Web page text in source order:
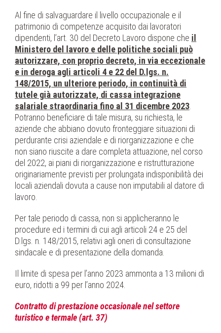
Al fine di salvaguardare il livello occupazionale e il
patrimonio di competenze acquisito dai lavoratori
dipendenti, l’art. 30 del Decreto Lavoro dispone che il
Ministero del lavoro e delle politiche sociali può
autorizzare, con proprio decreto, in via eccezionale
e in deroga agli articoli 4 e 22 del D.lgs. n.
148/2015, un ulteriore periodo, in continuità di
tutele già autorizzate, di cassa integrazione
salariale straordinaria fino al 31 dicembre 2023.
Potranno beneficiare di tale misura, su richiesta, le
aziende che abbiano dovuto fronteggiare situazioni di
perdurante crisi aziendale e di riorganizzazione e che
non siano riuscite a dare completa attuazione, nel corso
del 2022, ai piani di riorganizzazione e ristrutturazione
originariamente previsti per prolungata indisponibilità dei
locali aziendali dovuta a cause non imputabili al datore di
lavoro.
Per tale periodo di cassa, non si applicheranno le
procedure ed i termini di cui agli articoli 24 e 25 del
D.lgs. n. 148/2015, relativi agli oneri di consultazione
sindacale e di presentazione della domanda.
Il limite di spesa per l’anno 2023 ammonta a 13 milioni di
euro, ridotti a 99 per l’anno 2024.
Contratto di prestazione occasionale nel settore
turistico e termale (art. 37)